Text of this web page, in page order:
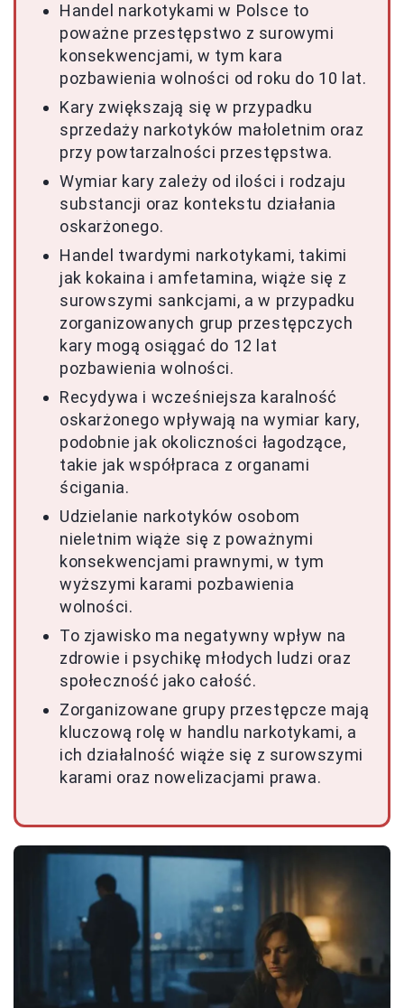
Handel narkotykami w Polsce to
poważne przestępstwo z surowymi
konsekwencjami, w tym kara
pozbawienia wolności od roku do 10 lat.
Kary zwiększają się w przypadku
sprzedaży narkotyków małoletnim oraz
przy powtarzalności przestępstwa.
Wymiar kary zależy od ilości i rodzaju
substancji oraz kontekstu działania
oskarżonego.
Handel twardymi narkotykami, takimi
jak kokaina i amfetamina, wiąże się z
surowszymi sankcjami, a w przypadku
zorganizowanych grup przestępczych
kary mogą osiągać do 12 lat
pozbawienia wolności.
Recydywa i wcześniejsza karalność
oskarżonego wpływają na wymiar kary,
podobnie jak okoliczności łagodzące,
takie jak współpraca z organami
ścigania.
Udzielanie narkotyków osobom
nieletnim wiąże się z poważnymi
konsekwencjami prawnymi, w tym
wyższymi karami pozbawienia
wolności.
To zjawisko ma negatywny wpływ na
zdrowie i psychikę młodych ludzi oraz
społeczność jako całość.
Zorganizowane grupy przestępcze mają
kluczową rolę w handlu narkotykami, a
ich działalność wiąże się z surowszymi
karami oraz nowelizacjami prawa.